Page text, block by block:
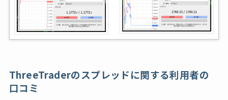
ThreeTraderのスプレッドに関する利用者の
口コミ